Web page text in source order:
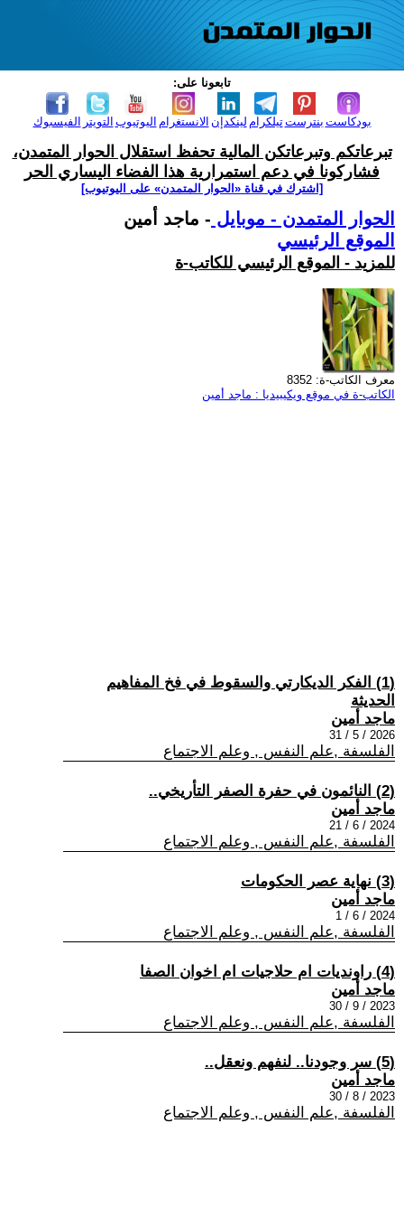
تابعونا على:
الفيسبوك التويتر اليوتيوب الانستغرام لينكدإن تيلكرامبنترست بودكاست
تبرعاتكم وتبرعاتكن المالية تحفظ استقلال الحوار المتمدن،
فشاركونا في دعم استمرارية هذا الفضاء اليساري الحر
[اشترك في قناة ‫«الحوار المتمدن» على اليوتيوب]
الحوار المتمدن - موبايل - ماجد أمين
الموقع الرئيسي
للمزيد - الموقع الرئيسي للكاتب-ة
معرف الكاتب-ة: 8352
الكاتب-ة في موقع ويكيبيديا : ماجد أمين
(1) الفكر الديكارتي والسقوط في فخ المفاهيم
الحديثة
ماجد أمين
2026 / 5 / 31
الفلسفة ,علم النفس , وعلم الاجتماع
(2) النائمون في حفرة الصفر التأريخي..
ماجد أمين
2024 / 6 / 21
الفلسفة ,علم النفس , وعلم الاجتماع
(3) نهاية عصر الحكومات
ماجد أمين
2024 / 6 / 1
الفلسفة ,علم النفس , وعلم الاجتماع
(4) راونديات ام حلاجيات ام اخوان الصفا
ماجد أمين
2023 / 9 / 30
الفلسفة ,علم النفس , وعلم الاجتماع
(5) سر وجودنا.. لنفهم ونعقل..
ماجد أمين
2023 / 8 / 30
الفلسفة ,علم النفس , وعلم الاجتماع